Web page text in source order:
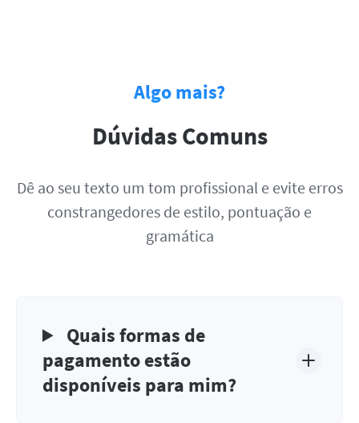
Algo mais?
Dúvidas Comuns
Dê ao seu texto um tom profissional e evite erros
constrangedores de estilo, pontuação e
gramática
Quais formas de
pagamento estão
disponíveis para mim?